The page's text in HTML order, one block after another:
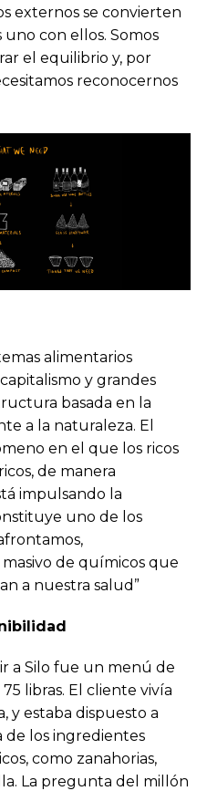
externos se convierten
con ellos. Somos
el equilibrio y, por
reconocernos
alimentarios
y grandes
basada en la
a la naturaleza. El
en el que los ricos
de manera
impulsando la
uno de los
de químicos que
a nuestra salud”
a Silo fue un menú de
libras. El cliente vivía
y estaba dispuesto a
de los ingredientes
como zanahorias,
La pregunta del millón